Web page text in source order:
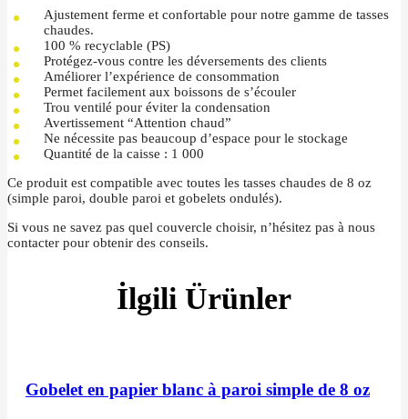
Ajustement ferme et confortable pour notre gamme de tasses
chaudes.
100 % recyclable (PS)
Protégez-vous contre les déversements des clients
Améliorer l’expérience de consommation
Permet facilement aux boissons de s’écouler
Trou ventilé pour éviter la condensation
Avertissement “Attention chaud”
Ne nécessite pas beaucoup d’espace pour le stockage
Quantité de la caisse : 1 000
Ce produit est compatible avec toutes les tasses chaudes de 8 oz
(simple paroi, double paroi et gobelets ondulés).
Si vous ne savez pas quel couvercle choisir, n’hésitez pas à nous
contacter pour obtenir des conseils.
İlgili Ürünler
Gobelet en papier blanc à paroi simple de 8 oz